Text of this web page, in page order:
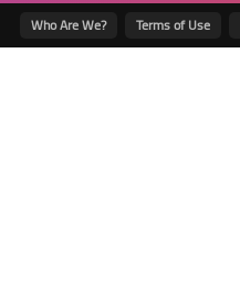
Terms of Use
Who Are We?